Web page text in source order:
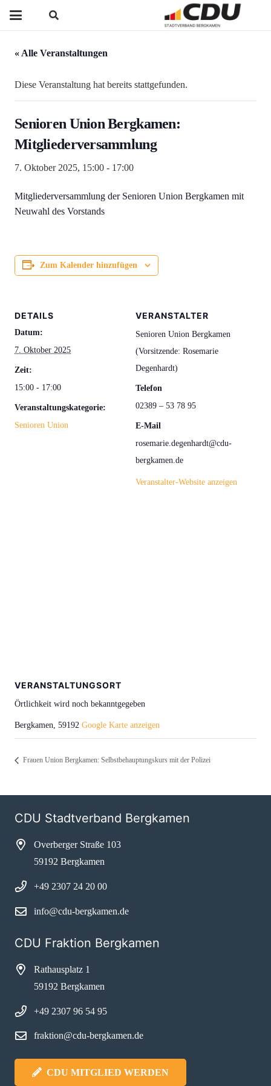
« Alle Veranstaltungen
Diese Veranstaltung hat bereits stattgefunden.
Senioren Union Bergkamen:
Mitgliederversammlung
7. Oktober 2025, 15:00 - 17:00
Mitgliederversammlung der Senioren Union Bergkamen mit
Neuwahl des Vorstands
Zum Kalender hinzufügen
DETAILS
Datum:
7. Oktober 2025
Zeit:
15:00 - 17:00
Veranstaltungskategorie:
Senioren Union
VERANSTALTER
Senioren Union Bergkamen
(Vorsitzende: Rosemarie
Degenhardt)
Telefon
02389 – 53 78 95
E-Mail
rosemarie.degenhardt@cdu-
bergkamen.de
Veranstalter-Website anzeigen
VERANSTALTUNGSORT
Örtlichkeit wird noch bekanntgegeben
Bergkamen, 59192 Google Karte anzeigen
Frauen Union Bergkamen: Selbstbehauptungskurs mit der Polizei
CDU Stadtverband Bergkamen
Overberger Straße 103
59192 Bergkamen
+49 2307 24 20 00
info@cdu-bergkamen.de
CDU Fraktion Bergkamen
Rathausplatz 1
59192 Bergkamen
+49 2307 96 54 95
fraktion@cdu-bergkamen.de
CDU MITGLIED WERDEN